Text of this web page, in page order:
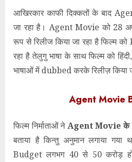
आखिरकार काफी दिक्कतों के बाद
जा रहा है। Agent Movie को 28
रूप से रिलीज किया जा रहा है फिल्म
रहा है तेलुगु भाषा के साथ फिल्म को
भाषाओं में dubbed करके रिलीज़ किया
Agent Movie
फिल्म निर्माताओं नेAgent Movie के
बताया है किन्तु अनुमान लगाया
Budget लगभग 40 से 50 करोड़